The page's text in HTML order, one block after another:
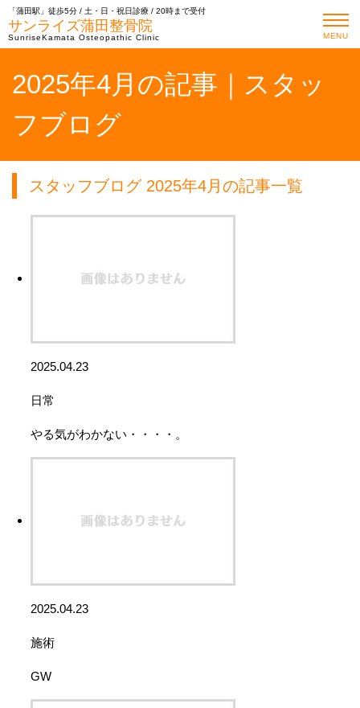
「蒲田駅」徒歩5分 / 土・日・祝日診療 / 20時まで受付
サンライズ蒲田整骨院
SunriseKamata Osteopathic Clinic MENU
2025年4月の記事｜スタッ
フブログ
スタッフブログ 2025年4月の記事一覧
2025.04.23
日常
やる気がわかない・・・・。
2025.04.23
施術
GW